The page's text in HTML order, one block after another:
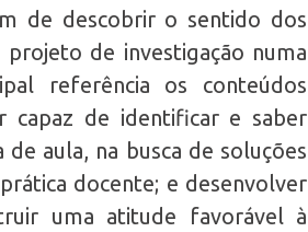
de descobrir o sentido dos
de investigação numa
referência os conteúdos
capaz de identificar e saber
aula, na busca de soluções
docente; e desenvolver
uma atitude favorável à